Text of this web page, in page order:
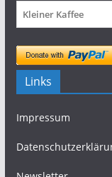
Links
Impressum